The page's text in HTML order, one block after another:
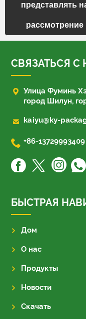
представлять
рассмотрение
СВЯЗАТЬСЯ С
 Улица Фуминь
город Шилун,
 kaiyu@ky-
 +86-13729993409
БЫСТРАЯ
Дом
О нас
Продукты
Новости
Скачать